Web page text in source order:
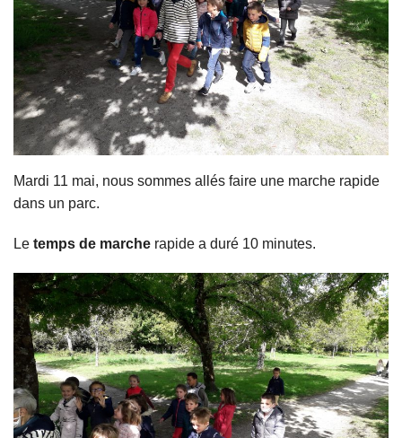
Liens utiles
Contact
Mardi 11 mai, nous sommes allés faire une marche rapide
dans un parc.
Le temps de marche rapide a duré 10 minutes.